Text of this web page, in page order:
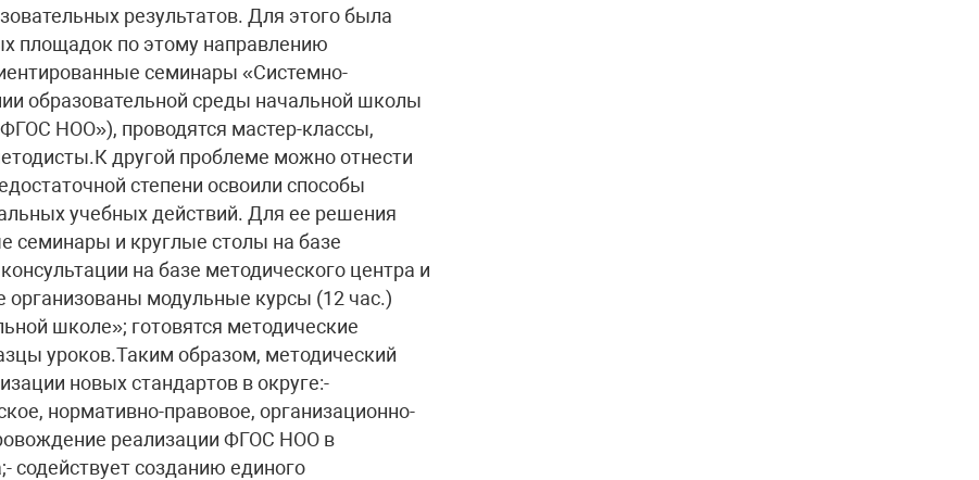
результатов. Для этого была
площадок по этому направлению
семинары «Системно-
образовательной среды начальной школы
НОО»), проводятся мастер-классы,
другой проблеме можно отнести
степени освоили способы
учебных действий. Для ее решения
семинары и круглые столы на базе
на базе методического центра и
модульные курсы (12 час.)
школе»; готовятся методические
уроков.Таким образом, методический
новых стандартов в округе:-
нормативно-правовое, организационно-
реализации ФГОС НОО в
содействует созданию единого